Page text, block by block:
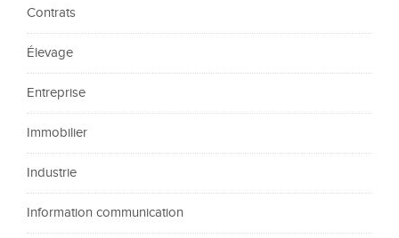
Contrats
Élevage
Entreprise
Immobilier
Industrie
Information communication